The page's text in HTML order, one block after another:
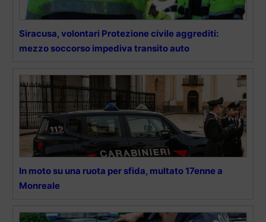
Siracusa, volontari Protezione civile aggrediti:
mezzo soccorso impediva transito auto
In moto su una ruota per sfida, multato 17enne a
Monreale